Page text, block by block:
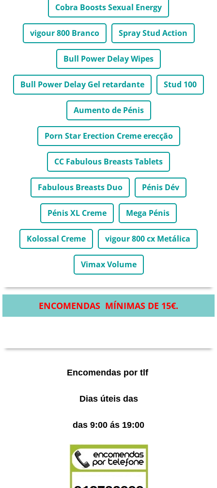
Cobra Boosts Sexual Energy
vigour 800 Branco Spray Stud Action
Bull Power Delay Wipes
Bull Power Delay Gel retardante Stud 100
Aumento de Pénis
Porn Star Erection Creme erecção
CC Fabulous Breasts Tablets
Fabulous Breasts Duo Pénis Dév
Pénis XL Creme Mega Pénis
Kolossal Creme vigour 800 cx Metálica
Vimax Volume
ENCOMENDAS MÍNIMAS DE 15€.
Encomendas por tlf
Dias úteis das
das 9:00 ás 19:00